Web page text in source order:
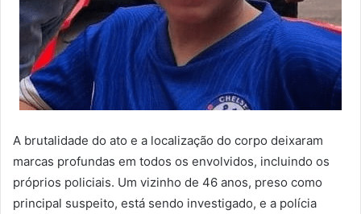
A brutalidade do ato e a localização do corpo deixaram
marcas profundas em todos os envolvidos, incluindo os
próprios policiais. Um vizinho de 46 anos, preso como
principal suspeito, está sendo investigado, e a polícia